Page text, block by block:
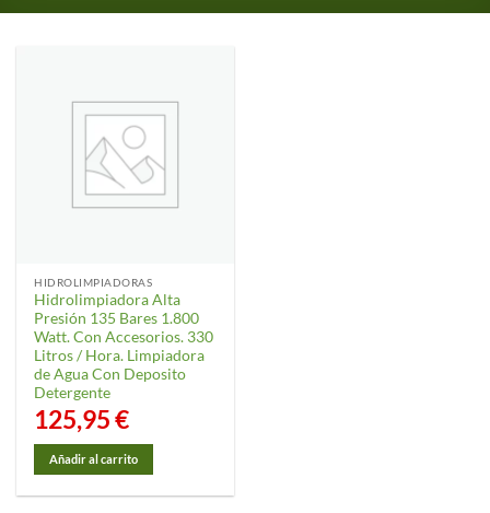
HIDROLIMPIADORAS
Hidrolimpiadora Alta
Presión 135 Bares 1.800
Watt. Con Accesorios. 330
Litros / Hora. Limpiadora
de Agua Con Deposito
Detergente
125,95€
Añadir al carrito